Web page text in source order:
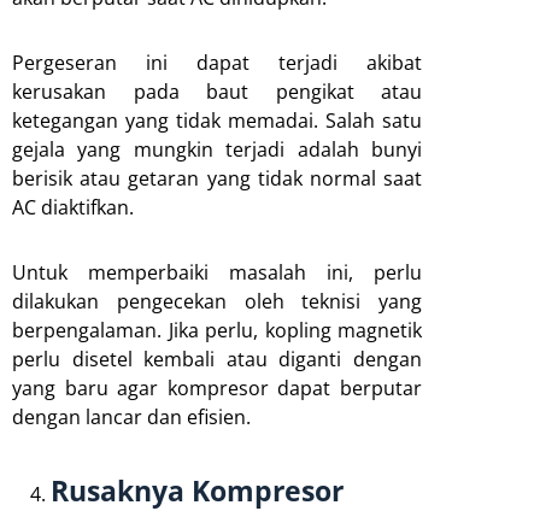
Pergeseran ini dapat terjadi akibat
kerusakan pada baut pengikat atau
ketegangan yang tidak memadai. Salah satu
gejala yang mungkin terjadi adalah bunyi
berisik atau getaran yang tidak normal saat
AC diaktifkan.
Untuk memperbaiki masalah ini, perlu
dilakukan pengecekan oleh teknisi yang
berpengalaman. Jika perlu, kopling magnetik
perlu disetel kembali atau diganti dengan
yang baru agar kompresor dapat berputar
dengan lancar dan efisien.
Rusaknya Kompresor